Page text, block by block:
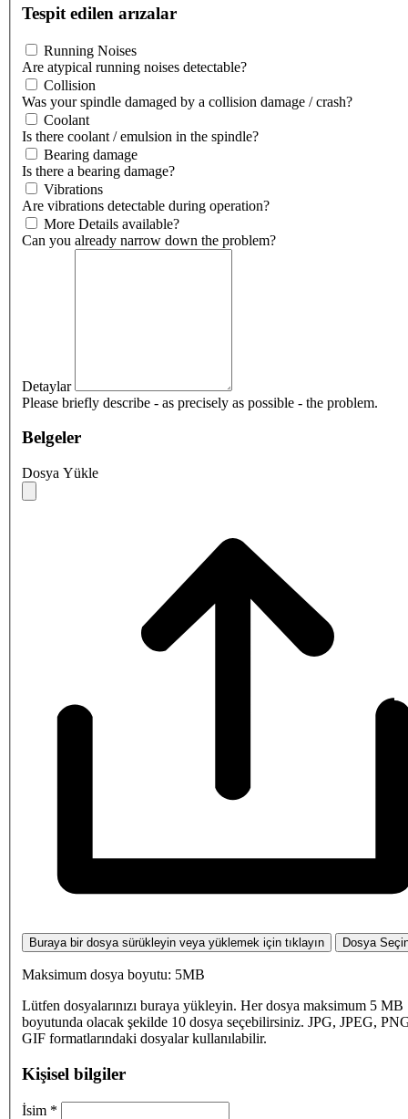
Tespit edilen arızalar
Running Noises
Are atypical running noises detectable?
Collision
Was your spindle damaged by a collision damage / crash?
Coolant
Is there coolant / emulsion in the spindle?
Bearing damage
Is there a bearing damage?
Vibrations
Are vibrations detectable during operation?
More Details available?
Can you already narrow down the problem?
Detaylar
Please briefly describe - as precisely as possible - the problem.
Belgeler
Dosya Yükle
Buraya bir dosya sürükleyin veya yüklemek için tıklayın Dosya
Maksimum dosya boyutu: 5MB
Lütfen dosyalarınızı buraya yükleyin. Her dosya maksimum 5 MB
boyutunda olacak şekilde 10 dosya seçebilirsiniz. JPG, JPEG,
GIF formatlarındaki dosyalar kullanılabilir.
Kişisel bilgiler
İsim *